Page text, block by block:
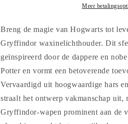
Meer
Breng de magie van Hogwarts tot
Gryffindor waxinelichthouder. Dit
geïnspireerd door de dappere en
Potter en vormt een betoverende
Vervaardigd uit hoogwaardige hars
straalt het ontwerp vakmanschap uit,
Gryffindor-wapen prominent aan de